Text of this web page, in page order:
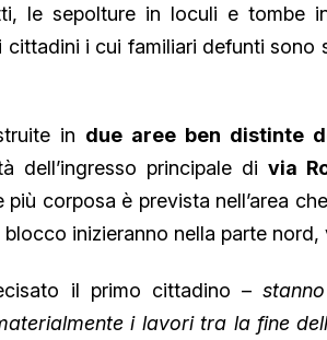
le sepolture in loculi e tombe
cittadini i cui familiari defunti sono
in due aree ben distinte
dell’ingresso principale divia
corposa è prevista nell’area
inizieranno nella parte nord,
il primo cittadino –
i lavori tra la fine